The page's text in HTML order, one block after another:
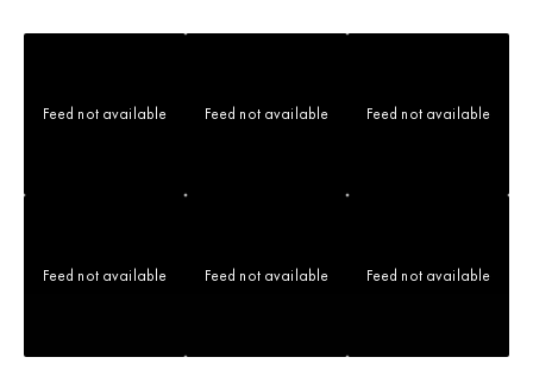
Feed not available Feed not available Feed not available
Feed not available Feed not available Feed not available